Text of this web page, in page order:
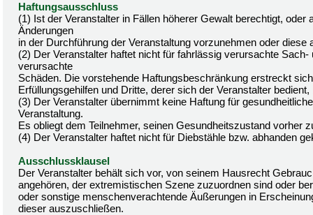
Haftungsausschluss
(1) Ist der Veranstalter in Fällen höherer Gewalt berechtigt,
Änderungen
in der Durchführung der Veranstaltung vorzunehmen oder
(2) Der Veranstalter haftet nicht für fahrlässig verursachte
verursachte
Schäden. Die vorstehende Haftungsbeschränkung erstreckt
Erfüllungsgehilfen und Dritte, derer sich der Veranstalter
(3) Der Veranstalter übernimmt keine Haftung für
Veranstaltung.
Es obliegt dem Teilnehmer, seinen Gesundheitszustand vorher
(4) Der Veranstalter haftet nicht für Diebstähle bzw. abhanden
Ausschlussklausel
Der Veranstalter behält sich vor, von seinem Hausrecht
angehören, der extremistischen Szene zuzuordnen sind oder
oder sonstige menschenverachtende Äußerungen in
dieser auszuschließen.